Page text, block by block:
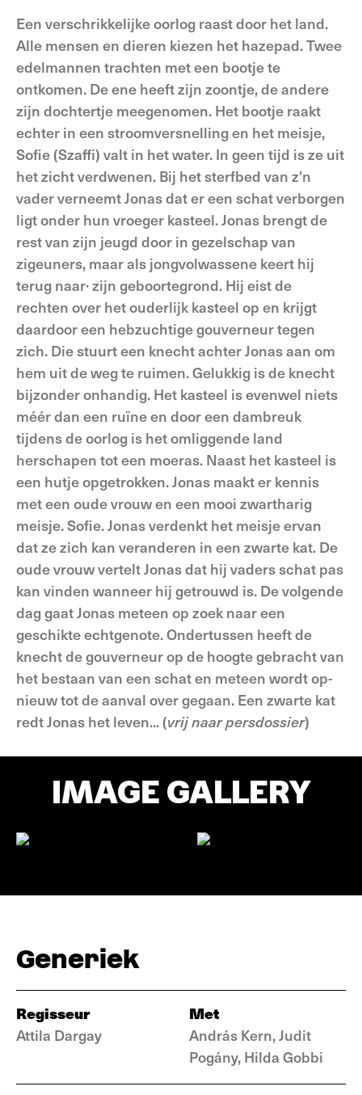
Een verschrikkelijke oorlog raast door het land.
Alle mensen en dieren kiezen het hazepad. Twee
edelmannen trachten met een bootje te
ontkomen. De ene heeft zijn zoontje, de andere
zijn dochtertje mee­genomen. Het bootje raakt
echter in een stroomversnelling en het meisje,
Sofie (Szaffi) valt in het water. In geen tijd is ze uit
het zicht verdwenen. Bij het sterf­bed van z'n
vader verneemt Jonas dat er een schat verborgen
ligt onder hun vroeger kasteel. Jonas brengt de
rest van zijn jeugd door in gezelschap van
zigeuners, maar als jongvolwassene keert hij
terug naar· zijn geboortegrond. Hij eist de
rechten over het ouderlijk kasteel op en krijgt
daardoor een hebzuchtige gouver­neur tegen
zich. Die stuurt een knecht achter Jonas aan om
hem uit de weg te ruimen. Gelukkig is de knecht
bijzonder onhandig. Het kasteel is evenwel niets
méér dan een ruïne en door een dambreuk
tijdens de oorlog is het omliggende land
herschapen tot een moeras. Naast het kasteel is
een hutje opgetrokken. Jonas maakt er kennis
met een oude vrouw en een mooi zwartharig
meisje. Sofie. Jonas verdenkt het meisje ervan
dat ze zich kan veranderen in een zwarte kat. De
oude vrouw vertelt Jonas dat hij vaders schat pas
kan vinden wanneer hij getrouwd is. De volgende
dag gaat Jonas meteen op zoek naar een
geschikte echtgenote. Ondertussen heeft de
knecht de gouver­neur op de hoogte gebracht van
het bes­taan van een schat en meteen wordt op­
nieuw tot de aanval over gegaan. Een zwarte kat
redt Jonas het leven... (vrij naar persdossier)
IMAGE GALLERY
Generiek
Regisseur
Attila Dargay
Met
András Kern, Judit
Pogány, Hilda Gobbi